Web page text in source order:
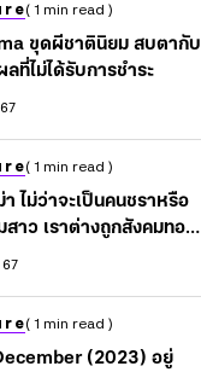
( 1 min read )
ขุดผีชาตินิยม สบตากับ
ที่ไม่ได้รับการชำระ
( 1 min read )
าหรือ
สาว เราต่างถูกสังคมทอด
( 1 min read )
(2023) อยู่